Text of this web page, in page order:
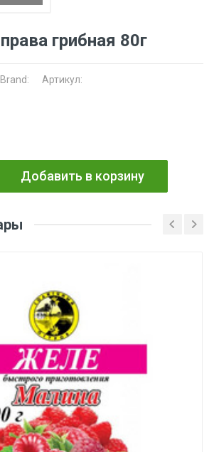
грибная 80г
Brand: Артикул:
Добавить в корзину